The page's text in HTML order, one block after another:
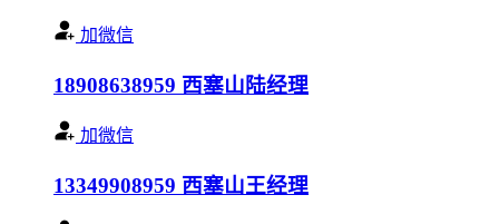
加微信
18908638959 西塞山陆经理
加微信
13349908959 西塞山王经理